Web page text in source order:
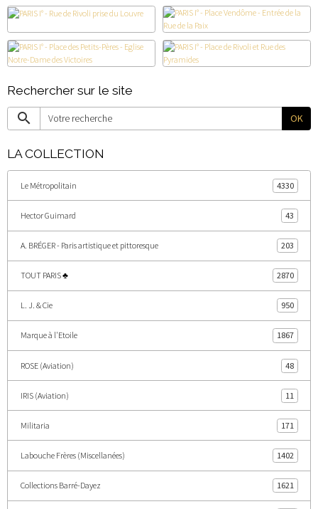
Rechercher sur le site
OK
LA COLLECTION
Le Métropolitain 4330
Hector Guimard 43
A. BRÉGER - Paris artistique et pittoresque 203
TOUT PARIS ♣ 2870
L. J. & Cie 950
Marque à l'Etoile 1867
ROSE (Aviation) 48
IRIS (Aviation) 11
Militaria 171
Labouche Frères (Miscellanées) 1402
Collections Barré-Dayez 1621